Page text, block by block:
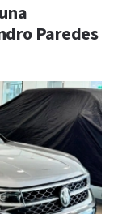
Paredes